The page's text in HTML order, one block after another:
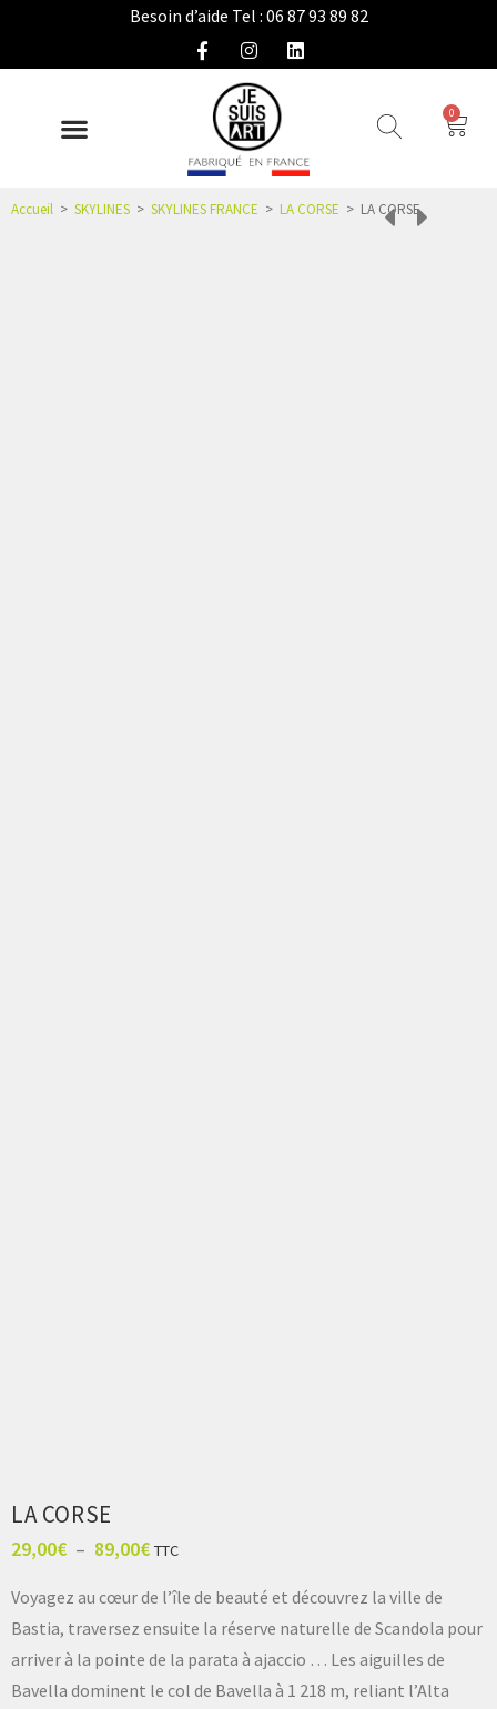
Besoin d’aide Tel : 06 87 93 89 82
0
Accueil > SKYLINES > SKYLINES FRANCE > LA CORSE > LA CORSE
LA CORSE
29,00€ – 89,00€ TTC
Voyagez au cœur de l’île de beauté et découvrez la ville de
Bastia, traversez ensuite la réserve naturelle de Scandola pour
arriver à la pointe de la parata à ajaccio … Les aiguilles de
Bavella dominent le col de Bavella à 1 218 m, reliant l’Alta